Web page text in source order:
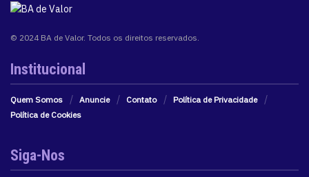
© 2024 BA de Valor. Todos os direitos reservados.
Institucional
Quem Somos Anuncie Contato
Política de Privacidade
Política de Cookies
Siga-Nos